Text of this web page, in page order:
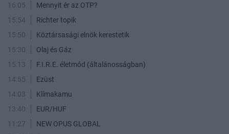
16:05
Mennyit ér az OTP?
15:54
Richter topik
15:50
Köztársasági elnök kerestetik
15:30
Olaj és Gáz
15:13
F.I.R.E. életmód (általánosságban)
14:55
Ezüst
14:03
Klímakamu
13:40
EUR/HUF
11:27
NEW OPUS GLOBAL